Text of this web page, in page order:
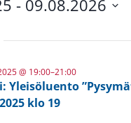
- 09.08.2026
Yleisöluento
klo 19
@ 19:00–21:00